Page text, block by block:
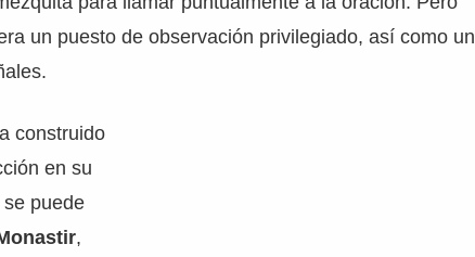
un puesto de observación privilegiado, así como un
construido
en su
puede
,